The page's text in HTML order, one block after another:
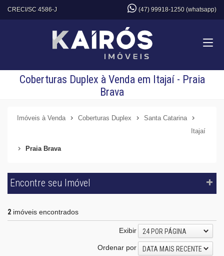
CRECI/SC 4586-J (47) 99918-1250 (whatsapp)
Coberturas Duplex à Venda em Itajaí - Praia
Brava
Imóveis à Venda Coberturas Duplex
Santa Catarina
Itajaí
Praia Brava
Encontre seu Imóvel
2 imóveis encontrados
Exibir
24 POR PÁGINA
Ordenar por
DATA MAIS RECENTE